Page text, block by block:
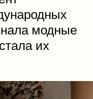
модные
их